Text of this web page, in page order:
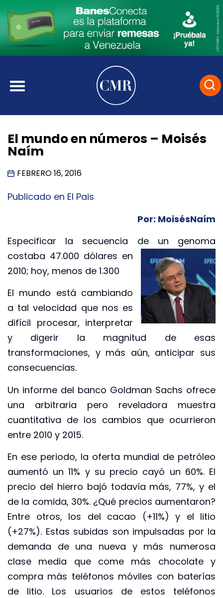
El mundo en números – Moisés
Naím
FEBRERO 16, 2016
Publicado en El Pais
Por: MoisésNaím
Especificar la secuencia de un genoma
costaba 47.000 dólares en
2010; hoy, menos de 1.300
El mundo está cambiando
a tal velocidad que nos es
difícil procesar, interpretar
y digerir la magnitud de esas
transformaciones, y más aún, anticipar sus
consecuencias.
Un informe del banco Goldman Sachs ofrece
una arbitraria pero reveladora muestra
cuantitativa de los cambios que ocurrieron
entre 2010 y 2015.
En ese periodo, la oferta mundial de petróleo
aumentó un 11% y su precio cayó un 60%. El
precio del hierro bajó todavía más, 77%, y el
de la comida, 30%. ¿Qué precios aumentaron?
Entre otros, los del cacao (+11%) y el litio
(+27%). Estas subidas son impulsadas por la
demanda de una nueva y más numerosa
clase media que come más chocolate y
compra más teléfonos móviles con baterías
de litio. Los usuarios de estos teléfonos